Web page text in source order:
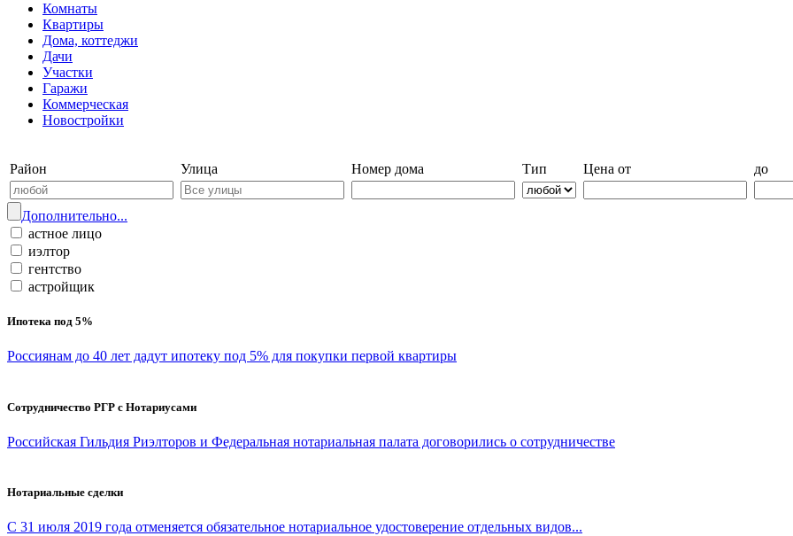
Комнаты
Квартиры
Дома, коттеджи
Дачи
Участки
Гаражи
Коммерческая
Новостройки
Район
Улица Номер дома Тип Цена от
до
Дополнительно...
астное лицо
иэлтор
гентство
астройщик
Ипотека под 5%
Россиянам до 40 лет дадут ипотеку под 5% для покупки первой квартиры
Сотрудничество РГР с Нотариусами
Российская Гильдия Риэлторов и Федеральная нотариальная палата договорились о сотрудничестве
Нотариальные сделки
С 31 июля 2019 года отменяется обязательное нотариальное удостоверение отдельных видов...